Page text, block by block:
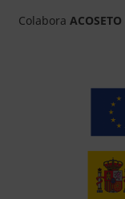
Colabora ACOSETO